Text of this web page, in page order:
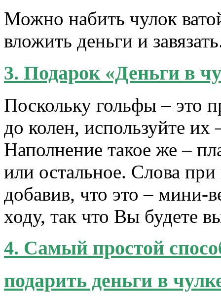
Можно набить чулок
вложить деньги и
3. Подарок «Деньги в
Поскольку гольфы – это
до колен, используйте их
Наполнение такое же –
или остальное. Слова
добавив, что это – мини-
ходу, так что Вы будете
4. Самый простой
подарить деньги в